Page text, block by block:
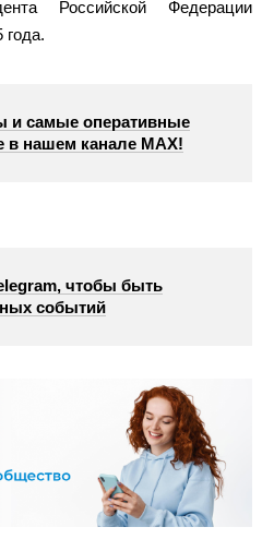
Российской Федерации
года.
и самые оперативные
в нашем канале МАХ!
чтобы быть
событий